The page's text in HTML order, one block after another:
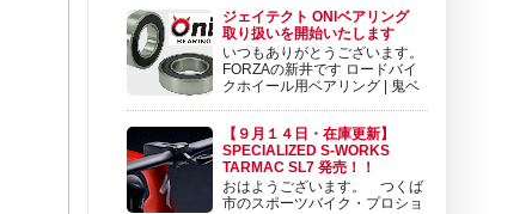
ジェイテクト ONIベアリング
取り扱いを開始いたします
いつもありがとうございます。
FORZAの新井です ロードバイ
クホイール用ベアリング | 鬼ベ
発されたロードバイクホイール用ベアリングで
す。ロードバイクホイール用ベアリングとして
koyo.jtekt.co....
【９月１４日・在庫更新】
SPECIALIZED S-WORKS
TARMAC SL7 発売！！
おはようございます。 つくば
市のスポーツバイク・プロショ